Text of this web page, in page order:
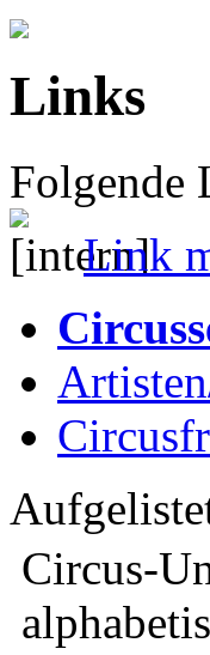
Links
Folgende
Link
Circus-